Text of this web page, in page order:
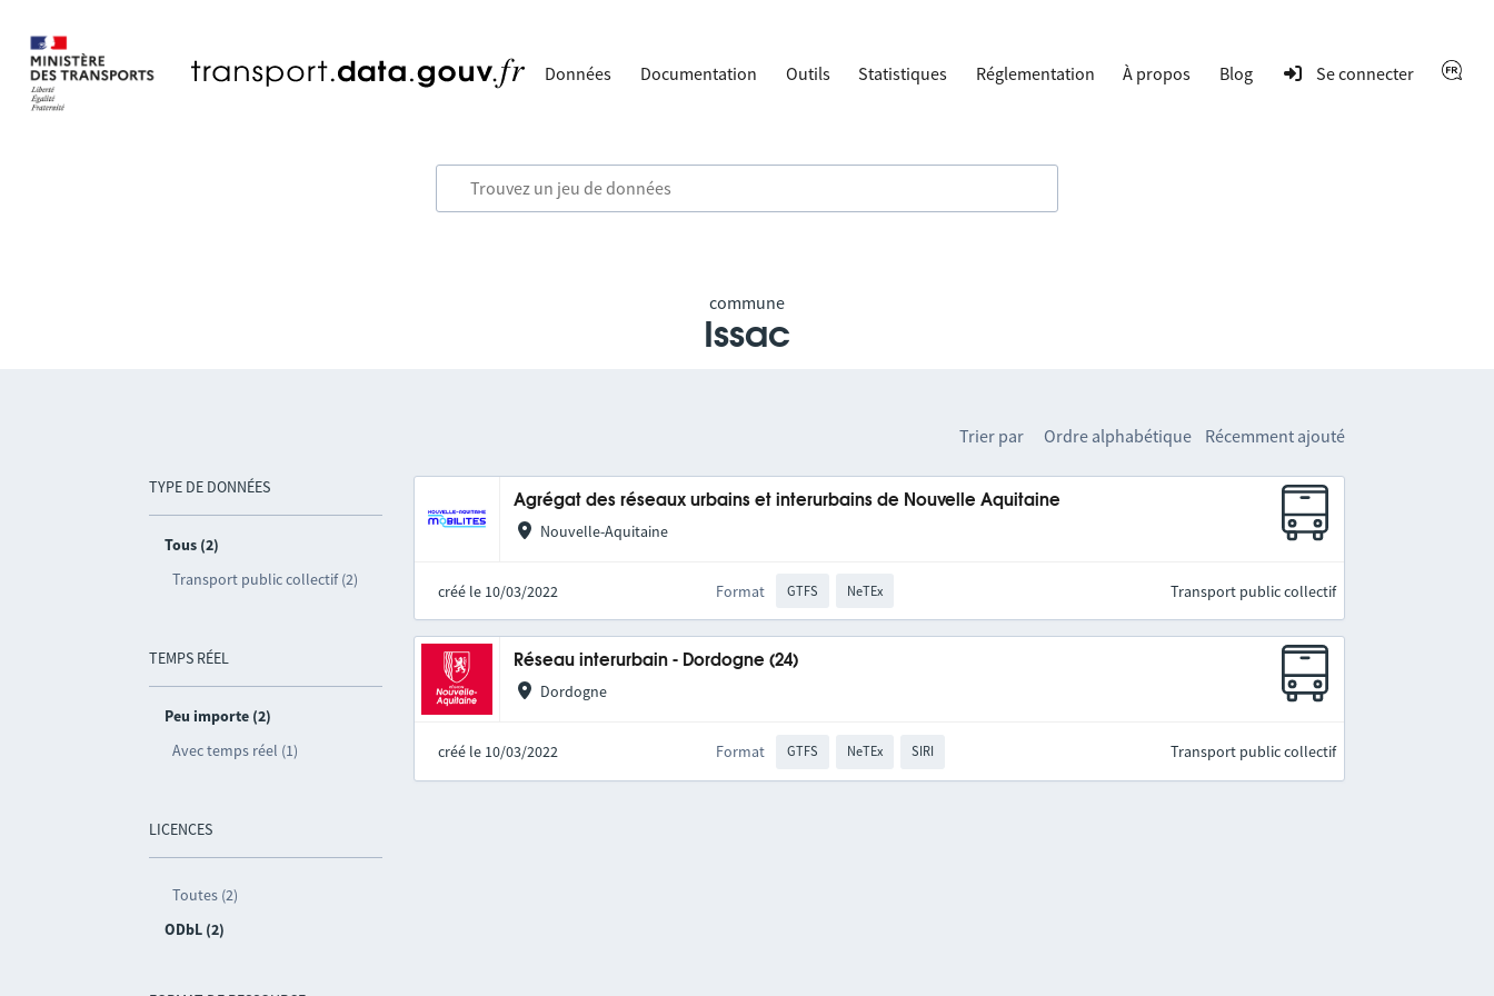
Données Documentation Outils Statistiques Réglementation À propos Blog Se connecter
commune
Issac
TYPE DE DONNÉES
Tous (2)
Transport public collectif (2)
TEMPS RÉEL
Peu importe (2)
Avec temps réel (1)
LICENCES
Toutes (2)
ODbL (2)
Trier par Ordre alphabétique Récemment ajouté
Agrégat des réseaux urbains et interurbains de Nouvelle Aquitaine
Nouvelle-Aquitaine
créé le 10/03/2022 Format GTFS NeTEx Transport public collectif
Réseau interurbain - Dordogne (24)
Dordogne
créé le 10/03/2022 Format GTFS NeTEx SIRI Transport public collectif